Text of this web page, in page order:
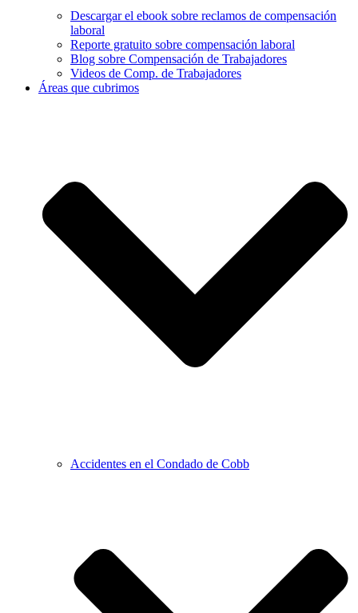
Descargar el ebook sobre reclamos de compensación
laboral
Reporte gratuito sobre compensación laboral
Blog sobre Compensación de Trabajadores
Videos de Comp. de Trabajadores
Áreas que cubrimos
Accidentes en el Condado de Cobb